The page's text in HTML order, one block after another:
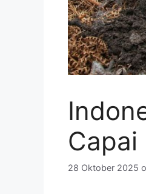
Capai
28 Oktober 2025